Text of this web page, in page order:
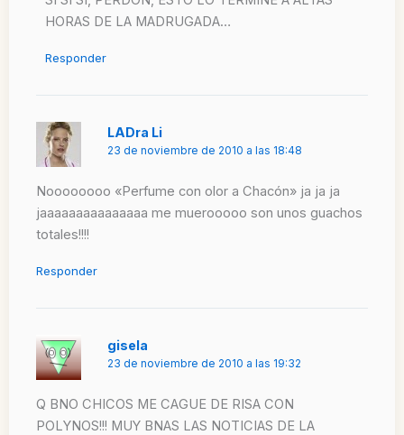
HORAS DE LA MADRUGADA…
Responder
LADra Li
23 de noviembre de 2010 a las 18:48
Noooooooo «Perfume con olor a Chacón» ja ja ja
jaaaaaaaaaaaaaaa me muerooooo son unos guachos
totales!!!!
Responder
gisela
23 de noviembre de 2010 a las 19:32
Q BNO CHICOS ME CAGUE DE RISA CON
POLYNOS!!! MUY BNAS LAS NOTICIAS DE LA